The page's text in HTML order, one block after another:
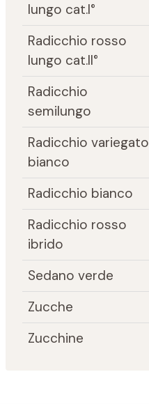
lungo cat.I°
Radicchio rosso
lungo cat.II°
Radicchio
semilungo
Radicchio variegato
bianco
Radicchio bianco
Radicchio rosso
ibrido
Sedano verde
Zucche
Zucchine